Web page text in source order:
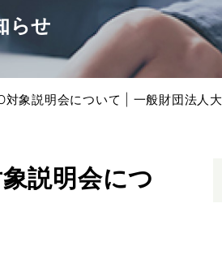
らせ
象説明会について | 一般財団法人
説明会につ